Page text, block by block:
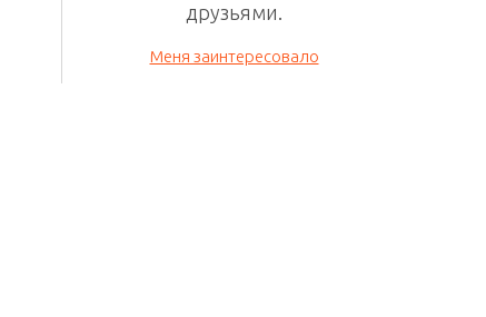
друзьями.
Меня заинтересовало